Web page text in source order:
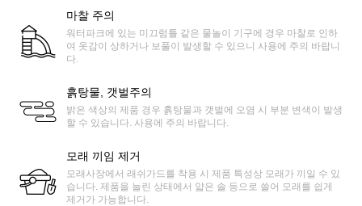
마찰 주의
워터파크에 있는 미끄럼틀 같은 물놀이 기구에 경우 마찰로 인하
여 옷감이 상하거나 보풀이 발생할 수 있으니 사용에 주의 바랍니
다.
흙탕물, 갯벌주의
밝은 색상의 제품 경우 흙탕물과 갯벌에 오염 시 부분 변색이 발생
할 수 있습니다. 사용에 주의 바랍니다.
모래 끼임 제거
모래사장에서 래쉬가드를 착용 시 제품 특성상 모래가 끼일 수 있
습니다. 제품을 늘린 상태에서 얇은 솔 등으로 쓸어 모래를 쉽게
제거가 가능합니다.